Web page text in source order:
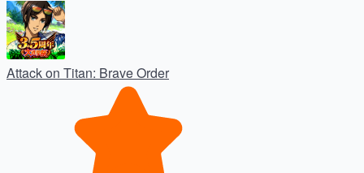
Attack on Titan: Brave Order